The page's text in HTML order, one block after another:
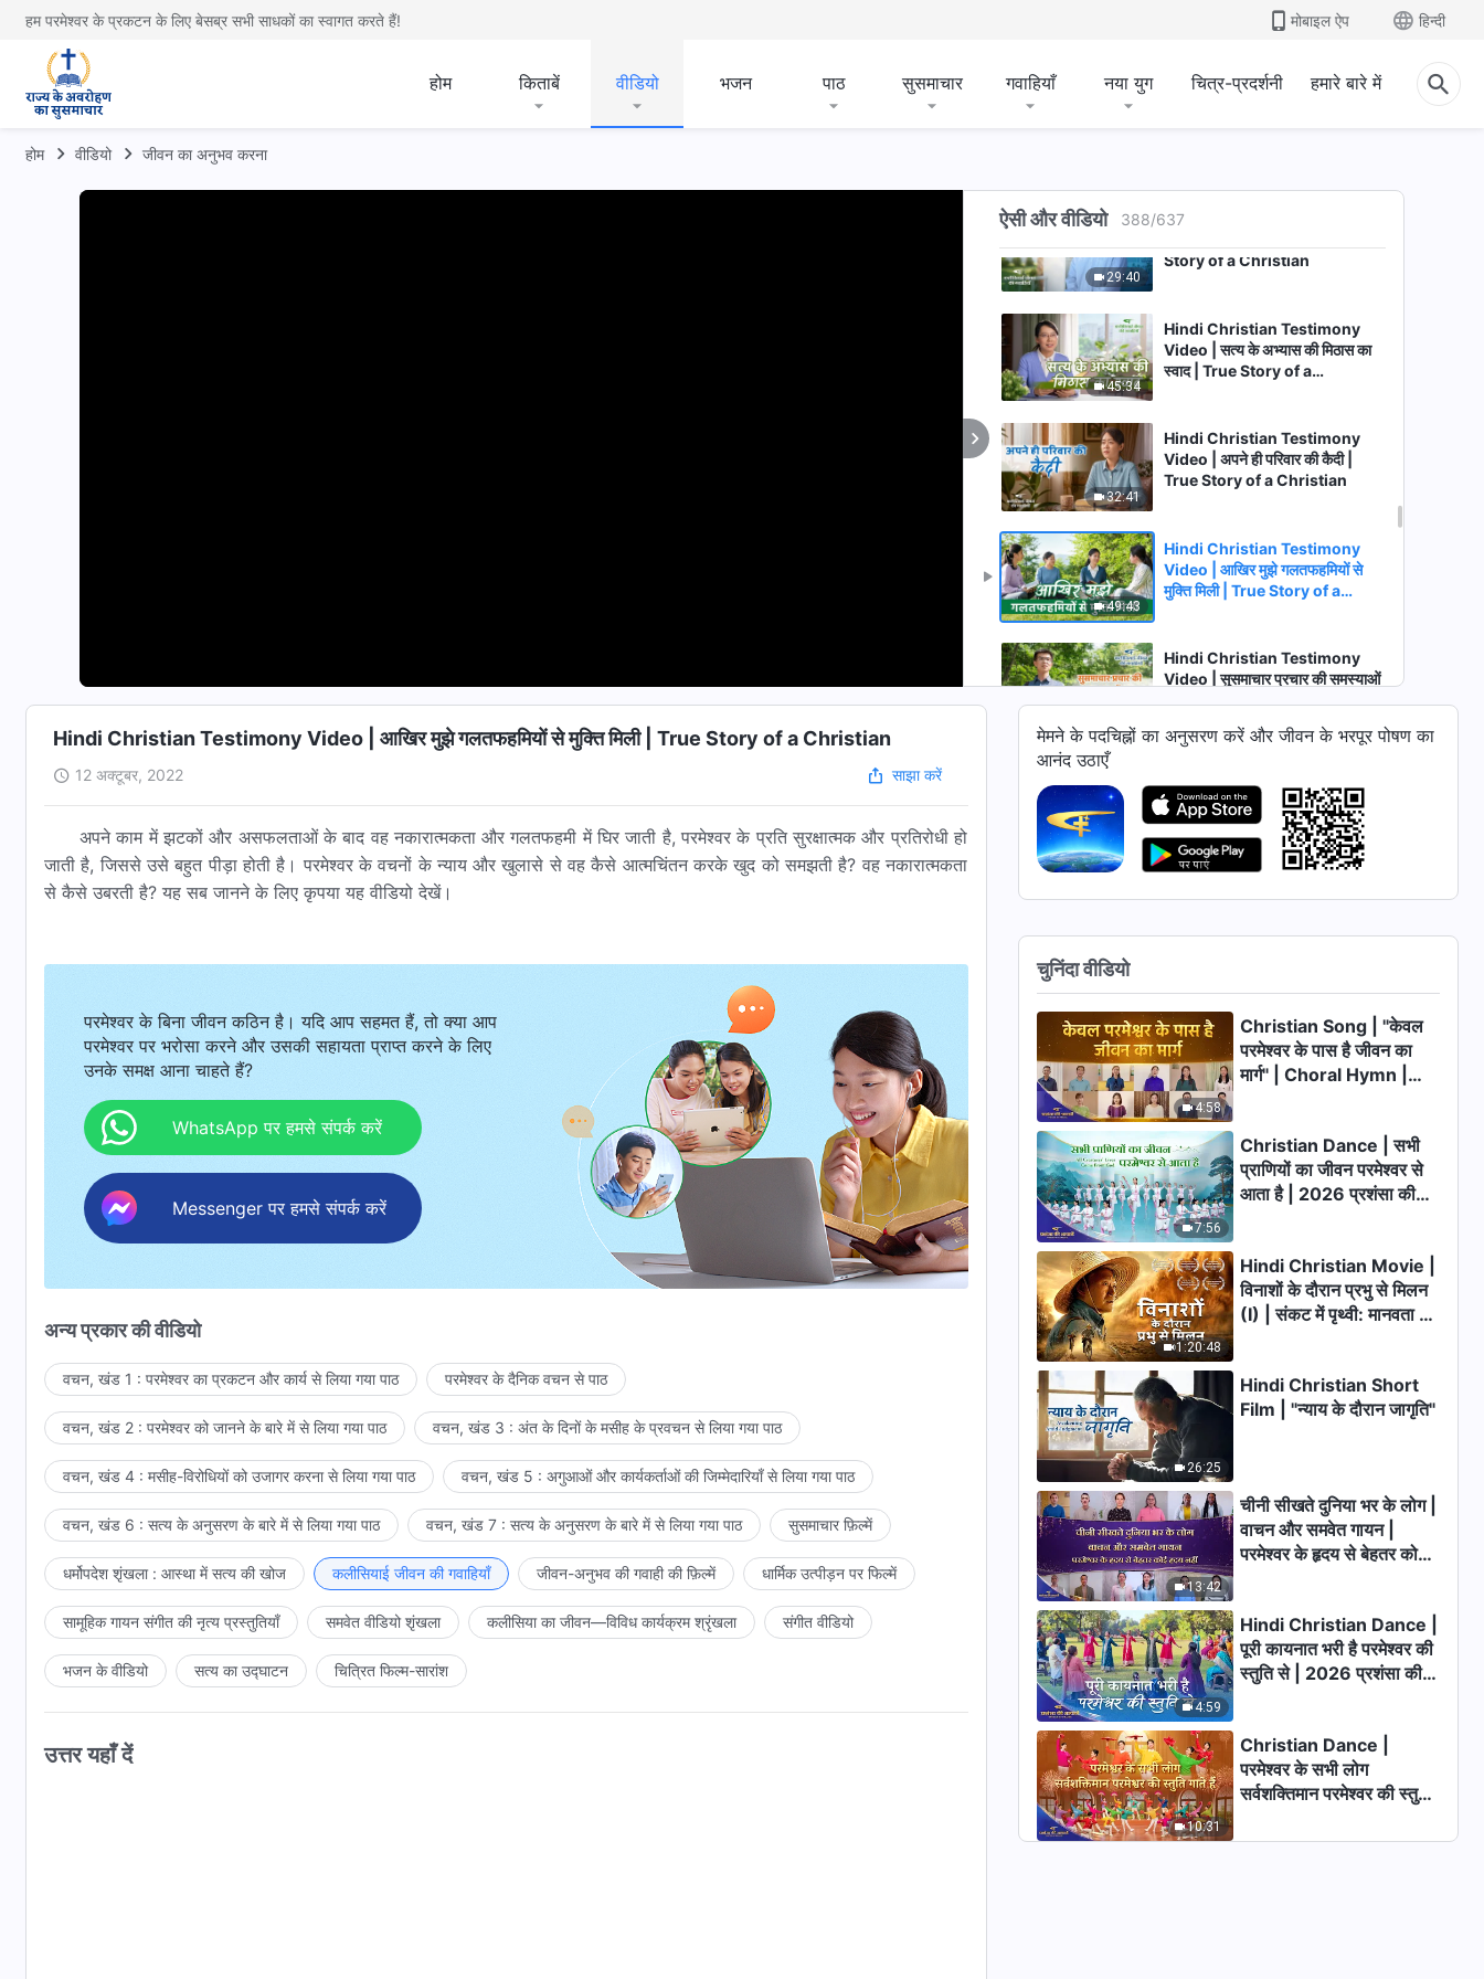
हम परमेश्वर के प्रकटन के लिए बेसब्र सभी साधकों का स्वागत करते हैं! मोबाइल ऐप हिन्दी
होम किताबें वीडियो भजन पाठ सुसमाचार गवाहियाँ नया युग चित्र-प्रदर्शनी हमारे बारे में
होम वीडियो जीवन का अनुभव करना
ऐसी और वीडियो 388/637
Video | भागीदार प्रतिस्पर्धी नहीं होता |
29:40
Hindi Christian Testimony
Story of a Christian
45:34
Hindi Christian Testimony
Video | सत्य के अभ्यास की मिठास का
स्वाद | True Story of a
32:41
Hindi Christian Testimony
Video | अपने ही परिवार की कैदी |
True Story of a Christian
49:43
Hindi Christian Testimony
Video | आखिर मुझे गलतफहमियों से
मुक्ति मिली | True Story of a
Hindi Christian Testimony
Video | सुसमाचार प्रचार की समस्याओं
37:32
Video | मुझे देखरेख क्यों स्वीकार नहीं |
True Story of a Christian
36:24
Hindi Christian Testimony
Video | सिद्धांत की बातों से मेरी बदसूरती
36:09
Video | दूसरों की सराहना पाने के चक्कर
ने मुझे कहाँ पहुँचा दिया
29:39
Hindi Christian Testimony
Video | ईमानदार इंसान बनकर मुझे क्या
मिला | True Story of a Christian
35:01
Hindi Christian Testimony
Video | धूर्त बनने से मुझे कैसे नुकसान
हुआ | True Story of a Christian
Hindi Christian Testimony
Video | अब मैं काम से जी नहीं चुराती |
True Story of a Christian
44:09
Hindi Christian Testimony
Video | असफलता और रुकावटों के
जरिए खुद को जान पाना
36:47
Hindi Christian Testimony
Video | मैं इतनी अहंकारी और दंभी क्यों
बन गई | True Story of a
Christian
28:58
Hindi Christian Testimony
Video | कोई मुझसे आगे बढ़ जाए, मुझे
यह डर क्यों सताए?
35:59
Hindi Christian Testimony
Video | छल-कपट और शंका सिर्फ
तकलीफ लाती है | True Story of a
Christian
Hindi Christian Testimony Video | आखिर मुझे गलतफहमियों से मुक्ति मिली | True Story of a Christian
12 अक्टूबर, 2022 साझा करें
अपने काम में झटकों और असफलताओं के बाद वह नकारात्मकता और गलतफहमी में घिर जाती है, परमेश्वर के प्रति सुरक्षात्मक और प्रतिरोधी हो
जाती है, जिससे उसे बहुत पीड़ा होती है। परमेश्वर के वचनों के न्याय और खुलासे से वह कैसे आत्मचिंतन करके खुद को समझती है? वह नकारात्मकता
से कैसे उबरती है? यह सब जानने के लिए कृपया यह वीडियो देखें।
परमेश्वर के बिना जीवन कठिन है। यदि आप सहमत हैं, तो क्या आप
परमेश्वर पर भरोसा करने और उसकी सहायता प्राप्त करने के लिए
उनके समक्ष आना चाहते हैं?
WhatsApp पर हमसे संपर्क करें
Messenger पर हमसे संपर्क करें
अन्य प्रकार की वीडियो
वचन, खंड 1 : परमेश्वर का प्रकटन और कार्य से लिया गया पाठ परमेश्वर के दैनिक वचन से पाठ
वचन, खंड 2 : परमेश्वर को जानने के बारे में से लिया गया पाठ वचन, खंड 3 : अंत के दिनों के मसीह के प्रवचन से लिया गया पाठ
वचन, खंड 4 : मसीह-विरोधियों को उजागर करना से लिया गया पाठ वचन, खंड 5 : अगुआओं और कार्यकर्ताओं की जिम्मेदारियाँ से लिया गया पाठ
वचन, खंड 6 : सत्य के अनुसरण के बारे में से लिया गया पाठ वचन, खंड 7 : सत्य के अनुसरण के बारे में से लिया गया पाठ सुसमाचार फ़िल्में
धर्मोपदेश शृंखला : आस्था में सत्य की खोज कलीसियाई जीवन की गवाहियाँ जीवन-अनुभव की गवाही की फ़िल्में धार्मिक उत्पीड़न पर फिल्में
सामूहिक गायन संगीत की नृत्य प्रस्तुतियाँ समवेत वीडियो शृंखला कलीसिया का जीवन—विविध कार्यक्रम श्रृंखला संगीत वीडियो
भजन के वीडियो सत्य का उद्घाटन चित्रित फिल्म-सारांश
उत्तर यहाँ दें
मेमने के पदचिह्नों का अनुसरण करें और जीवन के भरपूर पोषण का
आनंद उठाएँ
चुनिंदा वीडियो
4:58
Christian Song | "केवल
परमेश्वर के पास है जीवन का
मार्ग" | Choral Hymn |
7:56
Christian Dance | सभी
प्राणियों का जीवन परमेश्वर से
आता है | 2026 प्रशंसा की
1:20:48
Hindi Christian Movie |
विनाशों के दौरान प्रभु से मिलन
(I) | संकट में पृथ्वी: मानवता का
26:25
Hindi Christian Short
Film | "न्याय के दौरान जागृति"
13:42
चीनी सीखते दुनिया भर के लोग |
वाचन और समवेत गायन |
परमेश्वर के हृदय से बेहतर कोई
4:59
Hindi Christian Dance |
पूरी कायनात भरी है परमेश्वर की
स्तुति से | 2026 प्रशंसा की
10:31
Christian Dance |
परमेश्वर के सभी लोग
सर्वशक्तिमान परमेश्वर की स्तुति
आवाजें